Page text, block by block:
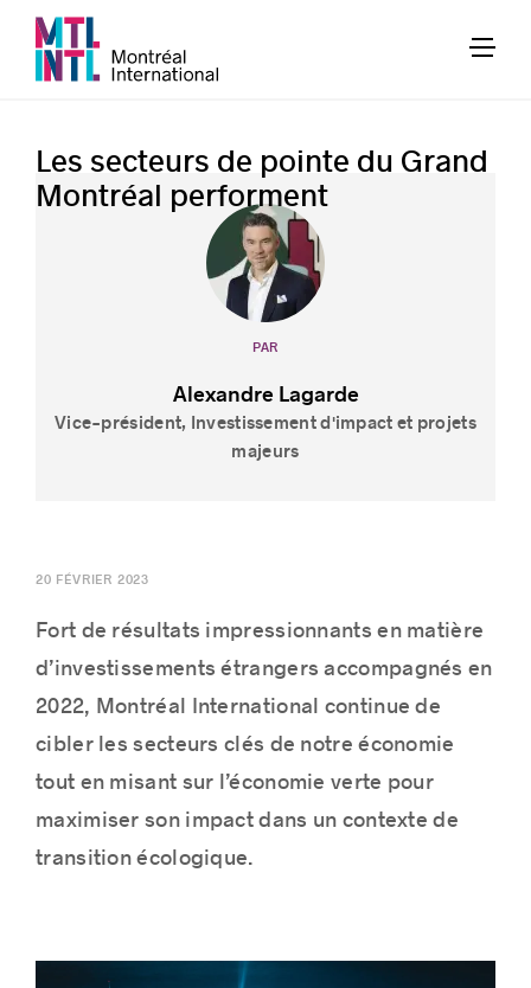
Histoires de réussite
Les secteurs de pointe du Grand
Montréal performent
PAR
Alexandre Lagarde
Vice-président, Investissement d'impact et projets
majeurs
20 FÉVRIER 2023
Fort de résultats impressionnants en matière
d’investissements étrangers accompagnés en
2022, Montréal International continue de
cibler les secteurs clés de notre économie
tout en misant sur l’économie verte pour
maximiser son impact dans un contexte de
transition écologique.